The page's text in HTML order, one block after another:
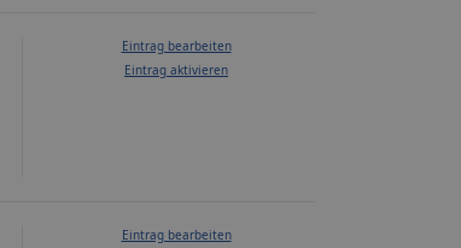
Eintrag bearbeiten
Eintrag aktivieren
Eintrag bearbeiten